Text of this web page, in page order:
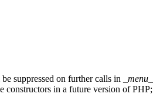
suppressed on further calls in
constructors in a future version of